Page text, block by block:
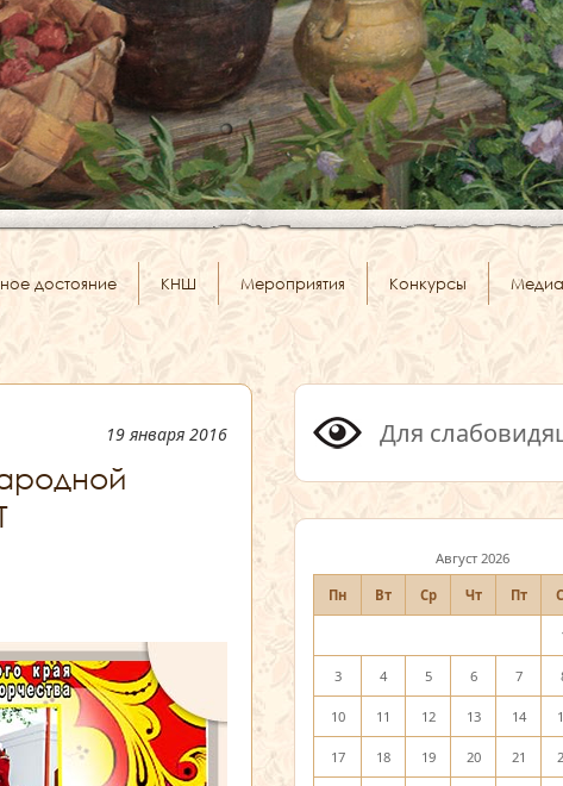
достояние КНШ Мероприятия Конкурсы Медиа
19 января 2016 Для
Август 2026
Пн Вт Ср Чт Пт
3 4 5 6 7
10 11 12 13 14
17 18 19 20 21